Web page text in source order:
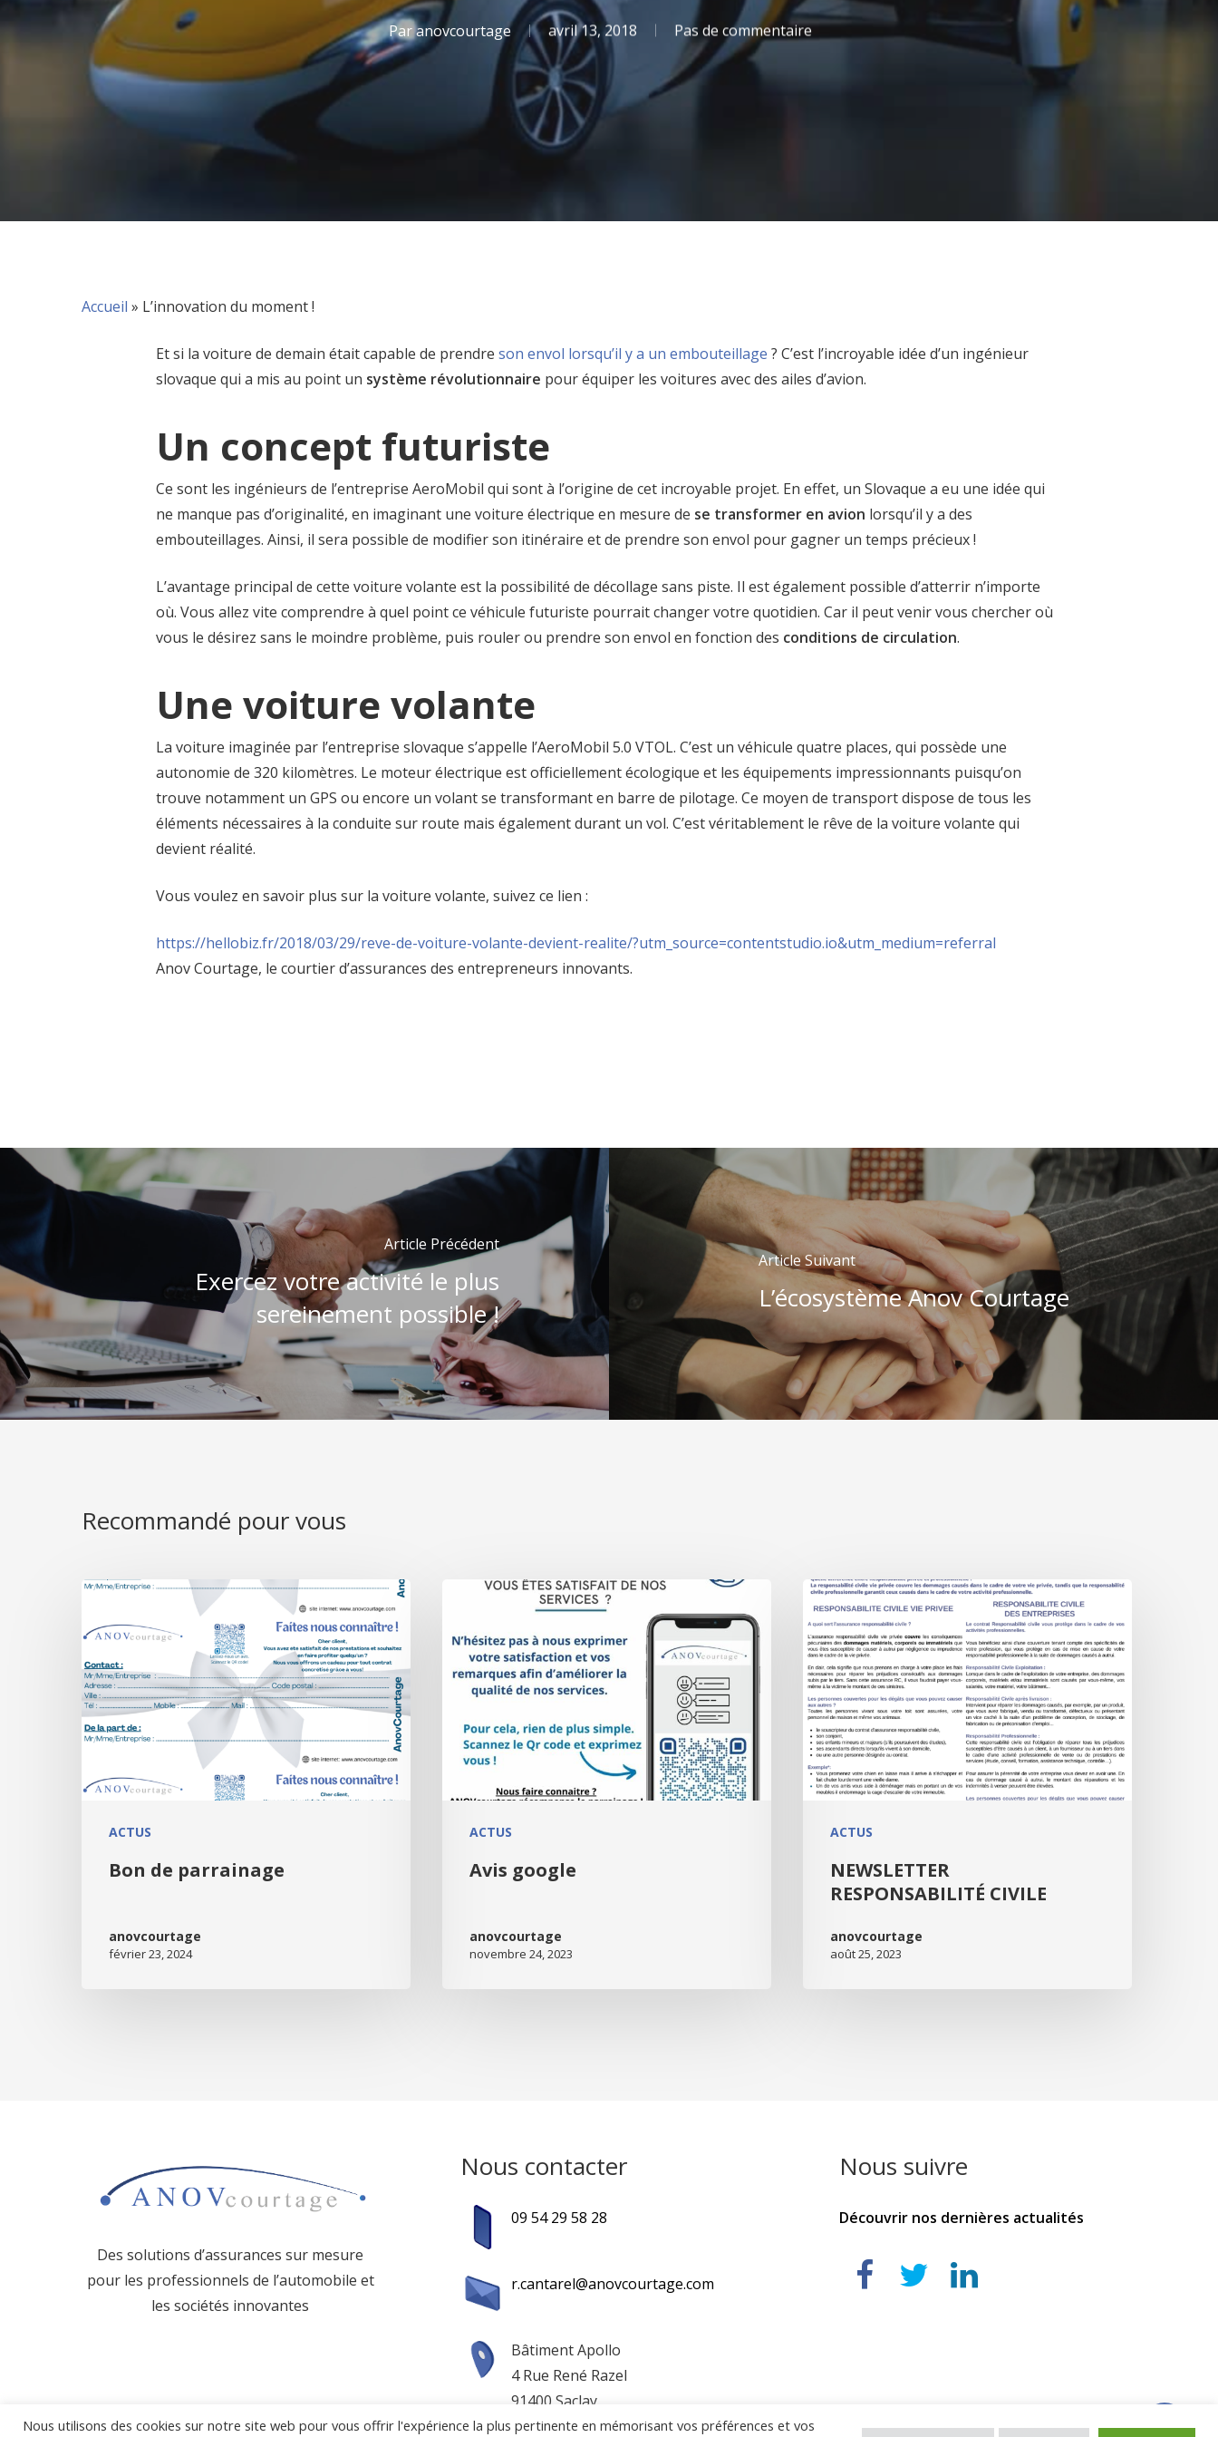
Paranovcourtage avril 13, 2018 Pas de commentaire
Accueil » L’innovation du moment !
Et si la voiture de demain était capable de prendre son envol lorsqu’il y a un embouteillage ? C’est l’incroyable idée d’un ingénieur
slovaque qui a mis au point un système révolutionnaire pour équiper les voitures avec des ailes d’avion.
Un concept futuriste
Ce sont les ingénieurs de l’entreprise AeroMobil qui sont à l’origine de cet incroyable projet. En effet, un Slovaque a eu une idée qui
ne manque pas d’originalité, en imaginant une voiture électrique en mesure de se transformer en avion lorsqu’il y a des
embouteillages. Ainsi, il sera possible de modifier son itinéraire et de prendre son envol pour gagner un temps précieux !
L’avantage principal de cette voiture volante est la possibilité de décollage sans piste. Il est également possible d’atterrir n’importe
où. Vous allez vite comprendre à quel point ce véhicule futuriste pourrait changer votre quotidien. Car il peut venir vous chercher où
vous le désirez sans le moindre problème, puis rouler ou prendre son envol en fonction des conditions de circulation.
Une voiture volante
La voiture imaginée par l’entreprise slovaque s’appelle l’AeroMobil 5.0 VTOL. C’est un véhicule quatre places, qui possède une
autonomie de 320 kilomètres. Le moteur électrique est officiellement écologique et les équipements impressionnants puisqu’on
trouve notamment un GPS ou encore un volant se transformant en barre de pilotage. Ce moyen de transport dispose de tous les
éléments nécessaires à la conduite sur route mais également durant un vol. C’est véritablement le rêve de la voiture volante qui
devient réalité.
Vous voulez en savoir plus sur la voiture volante, suivez ce lien :
https://hellobiz.fr/2018/03/29/reve-de-voiture-volante-devient-realite/?utm_source=contentstudio.io&utm_medium=referral
Anov Courtage, le courtier d’assurances des entrepreneurs innovants.
Article Précédent
Exercez votre activité le plus
sereinement possible !
Article Suivant
L’écosystème Anov Courtage
Recommandé pour vous
ACTUS
Bon de parrainage
anovcourtage
février 23, 2024
ACTUS
Avis google
anovcourtage
novembre 24, 2023
ACTUS
NEWSLETTER
RESPONSABILITÉ CIVILE
anovcourtage
août 25, 2023
Des solutions d’assurances sur mesure
pour les professionnels de l’automobile et
les sociétés innovantes
Nous contacter
09 54 29 58 28
r.cantarel@anovcourtage.com
Bâtiment Apollo
4 Rue René Razel
91400 Saclay
Nous suivre
Découvrir nos dernières actualités
Nous utilisons des cookies sur notre site web pour vous offrir l'expérience la plus pertinente en mémorisant vos préférences et vos